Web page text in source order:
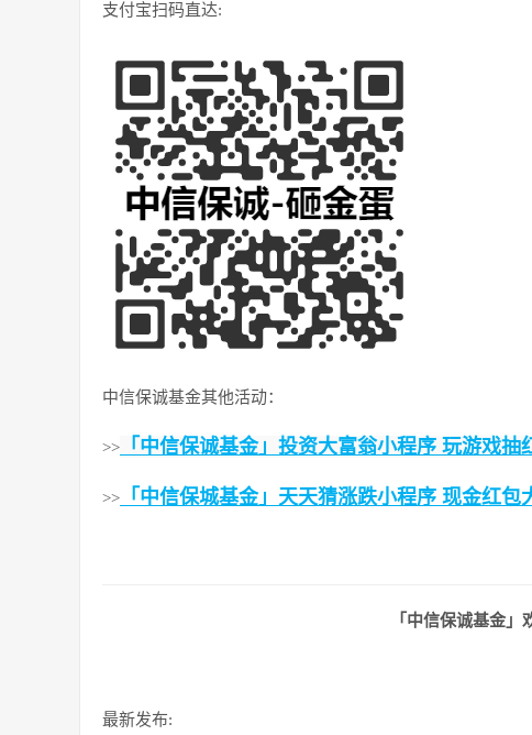
支付宝扫码直达:
中信保诚基金其他活动：
>> 「中信保诚基金」投资大富翁小程序 玩游戏抽
>> 「中信保城基金」天天猜涨跌小程序 现金红包
「中信保诚基金」
最新发布: